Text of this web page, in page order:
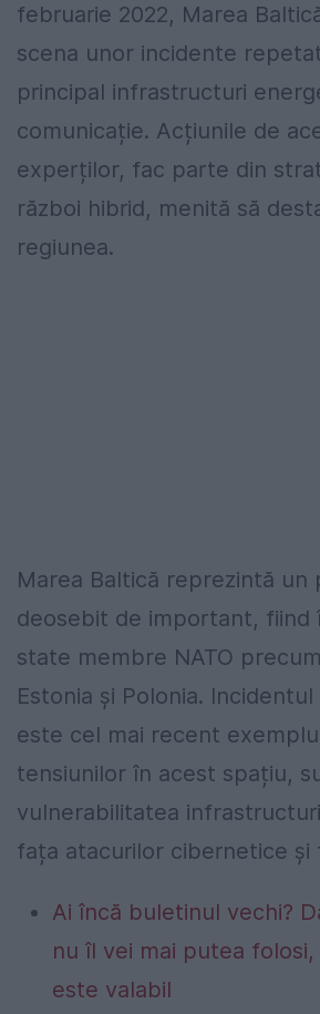
februarie 2022, Marea
scena unor incidente
principal infrastructuri
comunicație. Acțiunile de
experților, fac parte din
război hibrid, menită să
regiunea.
Marea Baltică reprezintă
deosebit de important, fiind
state membre NATO
Estonia și Polonia.
este cel mai recent
tensiunilor în acest spațiu,
vulnerabilitatea
fața atacurilor cibernetice și
Ai încă buletinul vechi?
nu îl vei mai putea folosi,
este valabil